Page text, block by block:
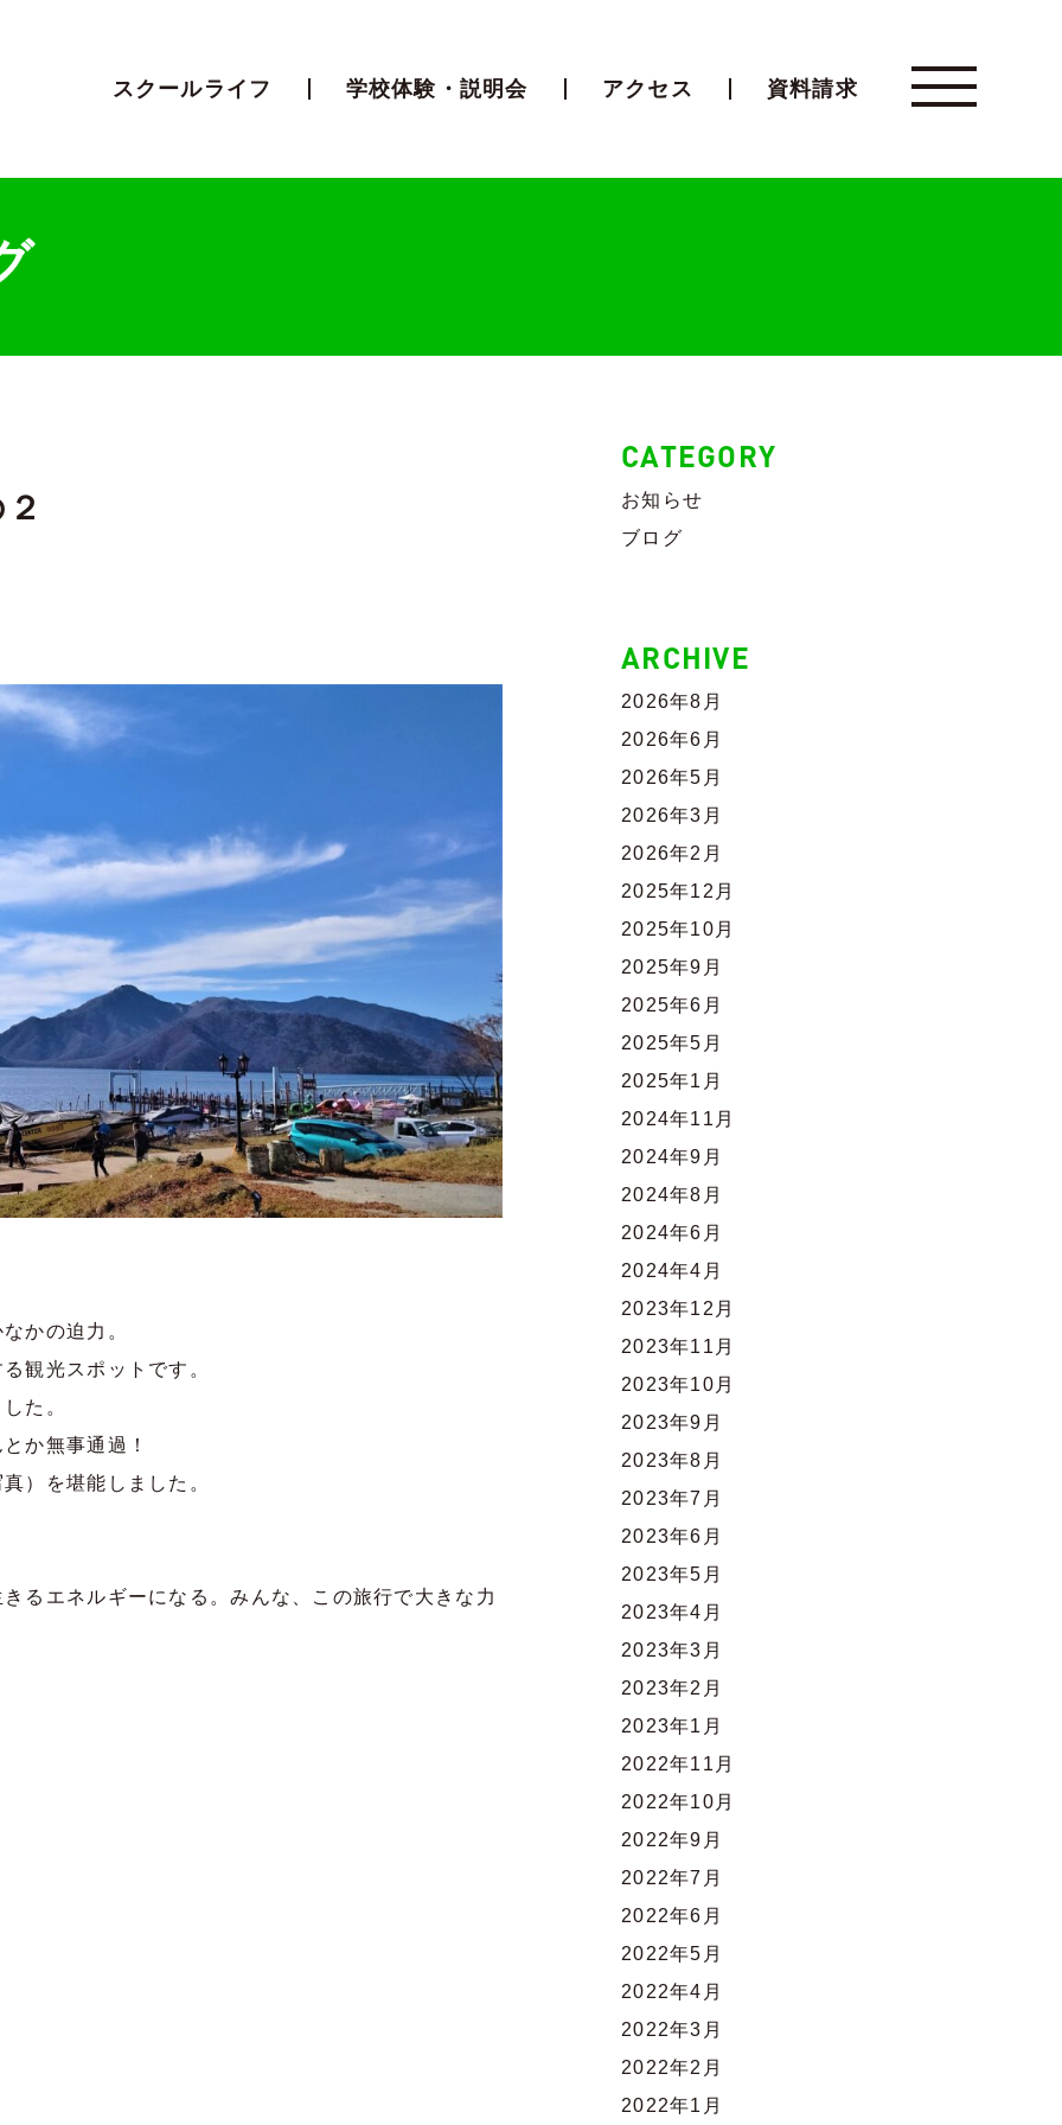
スクールライフ 学校体験・説明会 アクセス 資料請求
かの迫力。
観光スポットです。
た。
か無事通過！
）を堪能しました。
るエネルギーになる。みんな、この旅行で大きな力
CATEGORY
お知らせ
ブログ
ARCHIVE
2026年8月
2026年6月
2026年5月
2026年3月
2026年2月
2025年12月
2025年10月
2025年9月
2025年6月
2025年5月
2025年1月
2024年11月
2024年9月
2024年8月
2024年6月
2024年4月
2023年12月
2023年11月
2023年10月
2023年9月
2023年8月
2023年7月
2023年6月
2023年5月
2023年4月
2023年3月
2023年2月
2023年1月
2022年11月
2022年10月
2022年9月
2022年7月
2022年6月
2022年5月
2022年4月
2022年3月
2022年2月
2022年1月